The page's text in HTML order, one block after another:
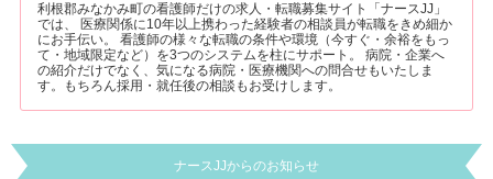
利根郡みなかみ町の看護師だけの求人・転職募集サイト「ナースJJ」
では、 医療関係に10年以上携わった経験者の相談員が転職をきめ細か
にお手伝い。 看護師の様々な転職の条件や環境（今すぐ・余裕をもっ
て・地域限定など）を3つのシステムを柱にサポート。 病院・企業へ
の紹介だけでなく、気になる病院・医療機関への問合せもいたしま
す。もちろん採用・就任後の相談もお受けします。
ナースJJからのお知らせ